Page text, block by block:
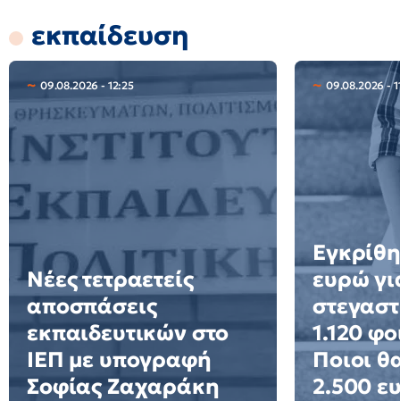
εκπαίδευση
09.08.2026 - 12:25
Νέες τετραετείς
αποσπάσεις
εκπαιδευτικών στο
ΙΕΠ με υπογραφή
Σοφίας Ζαχαράκη
09.08.2026 -
ευρώ
1.120
Ποιοι
2.500